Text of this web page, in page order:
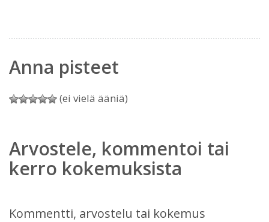
Anna pisteet
(ei vielä ääniä)
Arvostele, kommentoi tai
kerro kokemuksista
Kommentti, arvostelu tai kokemus